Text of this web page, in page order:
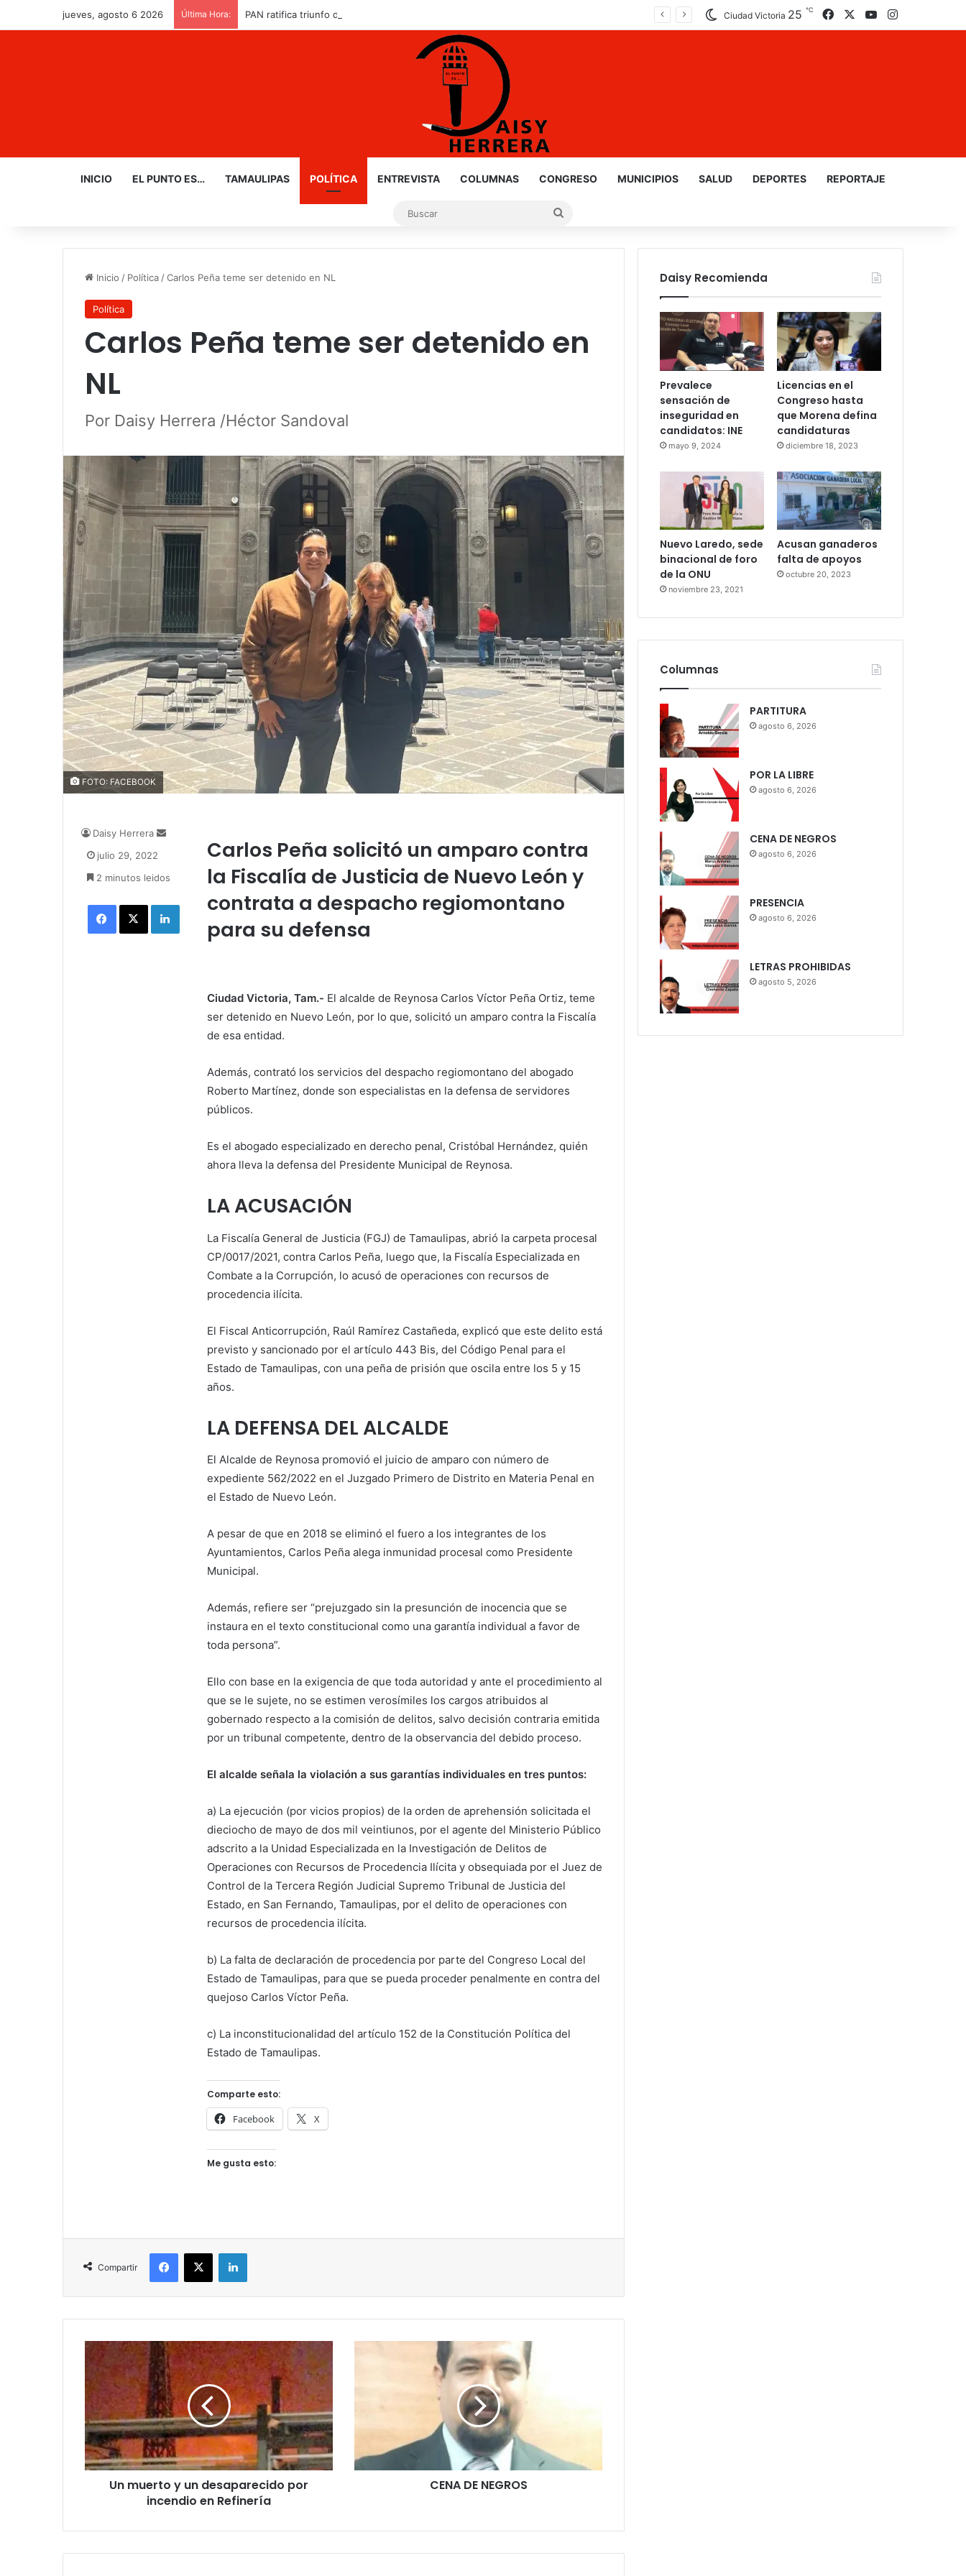
jueves, agosto 6 2026 Última Hora: PAN ratifica triunfo de Gloria y Truko Ciudad Victoria 25 ℃ Facebook YouTube
INICIO EL PUNTO ES… TAMAULIPAS POLÍTICA ENTREVISTA COLUMNAS CONGRESO MUNICIPIOS SALUD DEPORTES REPORTAJE
Inicio / Política /Carlos Peña teme ser detenido en NL
Política
Carlos Peña teme ser detenido en
NL
Por Daisy Herrera /Héctor Sandoval
FOTO: FACEBOOK
Carlos Peña solicitó un amparo contra
la Fiscalía de Justicia de Nuevo León y
contrata a despacho regiomontano
para su defensa
Ciudad Victoria, Tam.- El alcalde de Reynosa Carlos Víctor Peña Ortiz, teme
ser detenido en Nuevo León, por lo que, solicitó un amparo contra la Fiscalía
de esa entidad.
Además, contrató los servicios del despacho regiomontano del abogado
Roberto Martínez, donde son especialistas en la defensa de servidores
públicos.
Es el abogado especializado en derecho penal, Cristóbal Hernández, quién
ahora lleva la defensa del Presidente Municipal de Reynosa.
LA ACUSACIÓN
La Fiscalía General de Justicia (FGJ) de Tamaulipas, abrió la carpeta procesal
CP/0017/2021, contra Carlos Peña, luego que, la Fiscalía Especializada en
Combate a la Corrupción, lo acusó de operaciones con recursos de
procedencia ilícita.
El Fiscal Anticorrupción, Raúl Ramírez Castañeda, explicó que este delito está
previsto y sancionado por el artículo 443 Bis, del Código Penal para el
Estado de Tamaulipas, con una peña de prisión que oscila entre los 5 y 15
años.
LA DEFENSA DEL ALCALDE
El Alcalde de Reynosa promovió el juicio de amparo con número de
expediente 562/2022 en el Juzgado Primero de Distrito en Materia Penal en
el Estado de Nuevo León.
A pesar de que en 2018 se eliminó el fuero a los integrantes de los
Ayuntamientos, Carlos Peña alega inmunidad procesal como Presidente
Municipal.
Además, refiere ser “prejuzgado sin la presunción de inocencia que se
instaura en el texto constitucional como una garantía individual a favor de
toda persona”.
Ello con base en la exigencia de que toda autoridad y ante el procedimiento al
que se le sujete, no se estimen verosímiles los cargos atribuidos al
gobernado respecto a la comisión de delitos, salvo decisión contraria emitida
por un tribunal competente, dentro de la observancia del debido proceso.
El alcalde señala la violación a sus garantías individuales en tres puntos:
a) La ejecución (por vicios propios) de la orden de aprehensión solicitada el
dieciocho de mayo de dos mil veintiunos, por el agente del Ministerio Público
adscrito a la Unidad Especializada en la Investigación de Delitos de
Operaciones con Recursos de Procedencia Ilícita y obsequiada por el Juez de
Control de la Tercera Región Judicial Supremo Tribunal de Justicia del
Estado, en San Fernando, Tamaulipas, por el delito de operaciones con
recursos de procedencia ilícita.
b) La falta de declaración de procedencia por parte del Congreso Local del
Estado de Tamaulipas, para que se pueda proceder penalmente en contra del
quejoso Carlos Víctor Peña.
c) La inconstitucionalidad del artículo 152 de la Constitución Política del
Estado de Tamaulipas.
Comparte esto:
Facebook X
Me gusta esto:
Daisy Herrera
d
n
e
julio 29, 2022
2 minutos leidos
Facebook X LinkedIn
Compartir
Un muerto y un desaparecido por
incendio en Refinería
CENA DE NEGROS
Daisy Recomienda
Prevalece
sensación de
inseguridad en
candidatos: INE
mayo 9, 2024
Licencias en el
Congreso hasta
que Morena defina
candidaturas
diciembre 18, 2023
Nuevo Laredo, sede
binacional de foro
de la ONU
noviembre 23, 2021
Acusan ganaderos
falta de apoyos
octubre 20, 2023
Columnas
PARTITURA
agosto 6, 2026
POR LA LIBRE
agosto 6, 2026
CENA DE NEGROS
agosto 6, 2026
PRESENCIA
agosto 6, 2026
LETRAS PROHIBIDAS
agosto 5, 2026